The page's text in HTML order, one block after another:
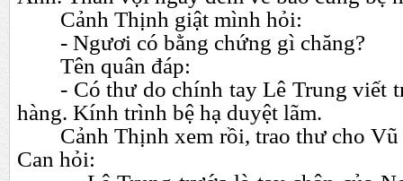
Cảnh Thịnh giật mình hỏi:
- Ngươi có bằng chứng gì chăng?
Tên quân đáp:
- Có thư do chính tay Lê Trung viết
hàng. Kính trình bệ hạ duyệt lãm.
Cảnh Thịnh xem rồi, trao thư cho
Can hỏi: